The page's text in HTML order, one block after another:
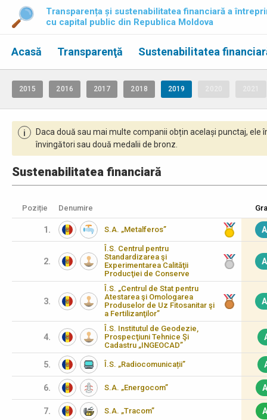
Transparența și sustenabilitatea financiară a
cu capital public din Republica Moldova
Acasă Transparenţă Sustenabilitatea
2015 2016 2017 2018 2019
i
Daca două sau mai multe companii obțin același punctaj,
învingători sau două medalii de bronz.
Sustenabilitatea financiară
Poziție Denumire
1. S.A. „Metalferos”
2.
Î.S. Centrul pentru
Standardizarea şi
Experimentarea Calităţii
Producţiei de Conserve
3.
Î.S. „Centrul de Stat pentru
Atestarea şi Omologarea
Produselor de Uz Fitosanitar şi
a Fertilizanţilor”
4.
Î.S. Institutul de Geodezie,
Prospecţiuni Tehnice Şi
Cadastru „INGEOCAD”
5. Î.S. „Radiocomunicații”
6. S.A. „Energocom”
7. S.A. „Tracom”